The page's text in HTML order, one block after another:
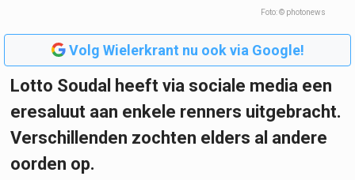
Foto: © photonews
Volg Wielerkrant nu ook via Google!
Lotto Soudal heeft via sociale media een
eresaluut aan enkele renners uitgebracht.
Verschillenden zochten elders al andere
oorden op.